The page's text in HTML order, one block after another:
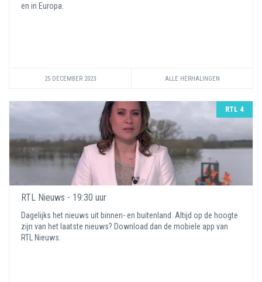
en in Europa.
25 DECEMBER 2023 ALLE HERHALINGEN
RTL 4
RTL Nieuws - 19:30 uur
Dagelijks het nieuws uit binnen- en buitenland. Altijd op de hoogte
zijn van het laatste nieuws? Download dan de mobiele app van
RTL Nieuws.